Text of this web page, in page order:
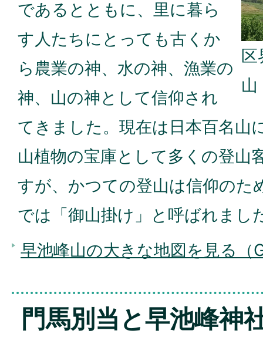
区
山
であるとともに、里に暮ら
す人たちにとっても古くか
ら農業の神、水の神、漁業の
神、山の神として信仰され
てきました。現在は日本百名山
山植物の宝庫として多くの登山
すが、かつての登山は信仰のた
では「御山掛け」と呼ばれまし
早池峰山の大きな地図を見る
門馬別当と早池峰神